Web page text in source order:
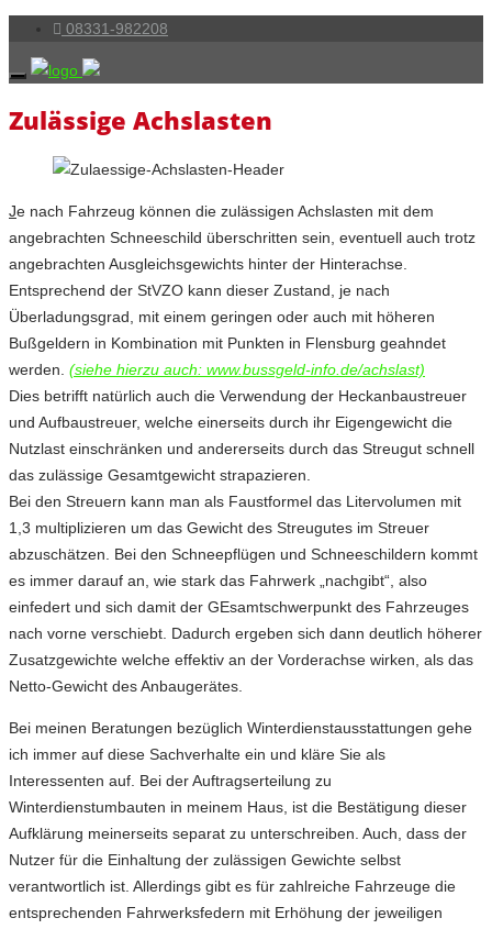
08331-982208
Zulässige Achslasten
Je nach Fahrzeug können die zulässigen Achslasten mit dem
angebrachten Schneeschild überschritten sein, eventuell auch trotz
angebrachten Ausgleichsgewichts hinter der Hinterachse.
Entsprechend der StVZO kann dieser Zustand, je nach
Überladungsgrad, mit einem geringen oder auch mit höheren
Bußgeldern in Kombination mit Punkten in Flensburg geahndet
werden. (siehe hierzu auch: www.bussgeld-info.de/achslast)
Dies betrifft natürlich auch die Verwendung der Heckanbaustreuer
und Aufbaustreuer, welche einerseits durch ihr Eigengewicht die
Nutzlast einschränken und andererseits durch das Streugut schnell
das zulässige Gesamtgewicht strapazieren.
Bei den Streuern kann man als Faustformel das Litervolumen mit
1,3 multiplizieren um das Gewicht des Streugutes im Streuer
abzuschätzen. Bei den Schneepflügen und Schneeschildern kommt
es immer darauf an, wie stark das Fahrwerk „nachgibt“, also
einfedert und sich damit der GEsamtschwerpunkt des Fahrzeuges
nach vorne verschiebt. Dadurch ergeben sich dann deutlich höherer
Zusatzgewichte welche effektiv an der Vorderachse wirken, als das
Netto-Gewicht des Anbaugerätes.
Bei meinen Beratungen bezüglich Winterdienstausstattungen gehe
ich immer auf diese Sachverhalte ein und kläre Sie als
Interessenten auf. Bei der Auftragserteilung zu
Winterdienstumbauten in meinem Haus, ist die Bestätigung dieser
Aufklärung meinerseits separat zu unterschreiben. Auch, dass der
Nutzer für die Einhaltung der zulässigen Gewichte selbst
verantwortlich ist. Allerdings gibt es für zahlreiche Fahrzeuge die
entsprechenden Fahrwerksfedern mit Erhöhung der jeweiligen